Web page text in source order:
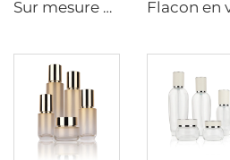
Sur mesure 5ml 15ml 20ml 30ml 50ml 100ml Contenants pour crèmes de soin cosmétiques vides Flacons en verre matifiés